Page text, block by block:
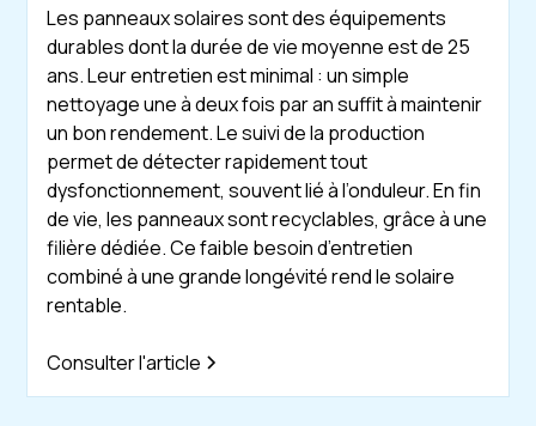
Les panneaux solaires sont des équipements
durables dont la durée de vie moyenne est de 25
ans. Leur entretien est minimal : un simple
nettoyage une à deux fois par an suffit à maintenir
un bon rendement. Le suivi de la production
permet de détecter rapidement tout
dysfonctionnement, souvent lié à l’onduleur. En fin
de vie, les panneaux sont recyclables, grâce à une
filière dédiée. Ce faible besoin d’entretien
combiné à une grande longévité rend le solaire
rentable.
Consulter l'article